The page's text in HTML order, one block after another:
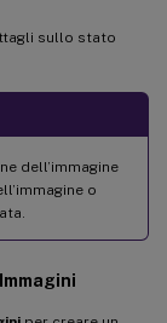
sullo stato
dell’immagine
o